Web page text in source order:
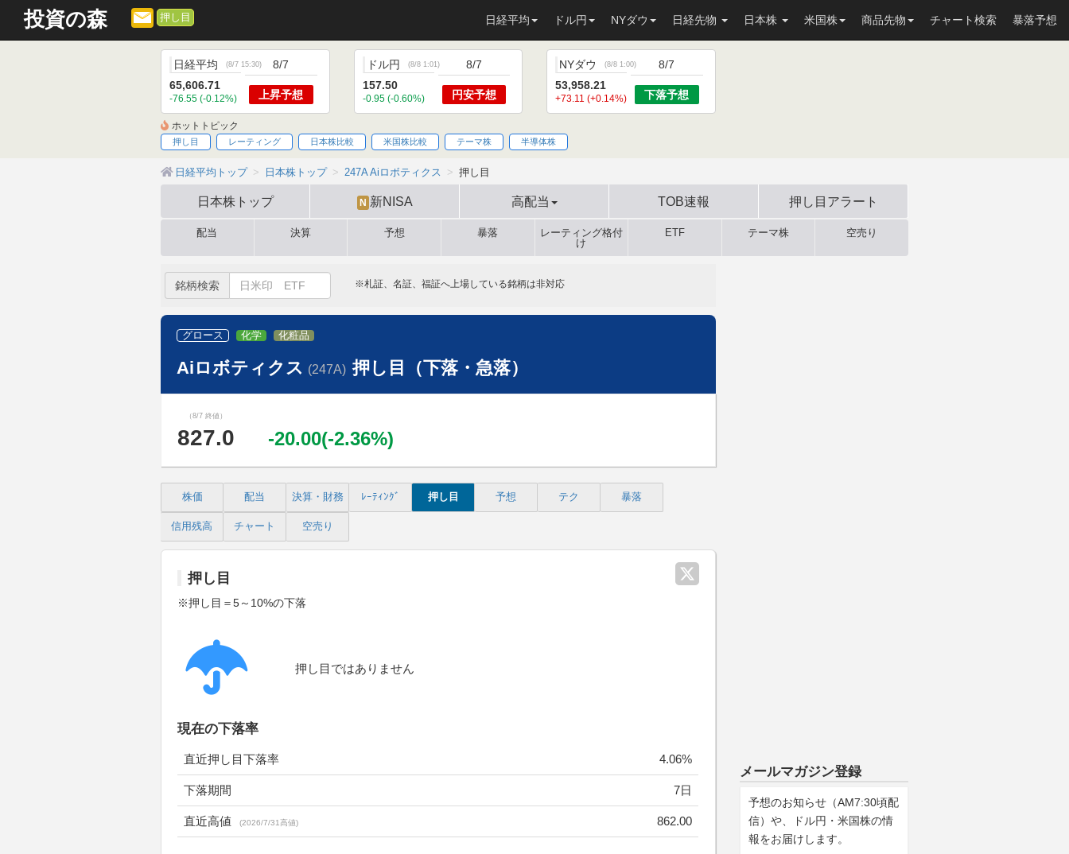
投資の森 押し目 日経平均 ドル円 NYダウ 日経先物 日本株 米国株 商品先物 チャート検索 暴落予想
日経平均 (8/7 15:30)
65,606.71
-76.55 (-0.12%)
8/7
上昇予想
ドル円 (8/8 1:01)
157.50
-0.95 (-0.60%)
8/7
円安予想
NYダウ (8/8 1:00)
53,958.21
+73.11 (+0.14%)
8/7
下落予想
ホットトピック
押し目 レーティング 日本株比較 米国株比較 テーマ株 半導体株
日経平均トップ 日本株トップ 247A Aiロボティクス 押し目
日本株トップ N 新NISA 高配当 TOB速報 押し目 アラート
配当 決算 予想 暴落
レーティング格付
け
ETF テーマ株 空売り
銘柄検索 ※札証、名証、福証へ上場している銘柄は非対応
グロース 化学 化粧品
Aiロボティクス (247A) 押し目（下落・急落）
（8/7 終値）
827.0 -20.00(-2.36%)
株価 配当 決算・財務 ﾚｰﾃｨﾝｸﾞ 押し目 予想 テク 暴落
信用残高 チャート 空売り
押し目
※押し目＝5～10%の下落
押し目ではありません
現在の下落率
直近押し目下落率 4.06%
下落期間 7日
直近高値 (2026/7/31高値) 862.00
メールマガジン登録
予想のお知らせ（AM7:30頃配
信）や、ドル円・米国株の情
報をお届けします。